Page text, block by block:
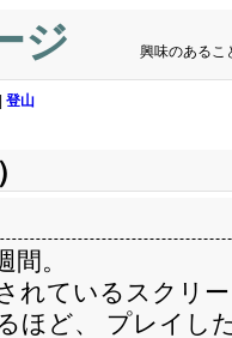
ジ 興味のあるこ
登山
。
れているスクリ
ほど、 プレイし